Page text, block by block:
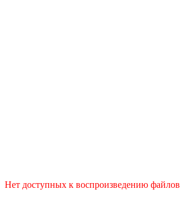
Нет доступных к воспроизведению файлов